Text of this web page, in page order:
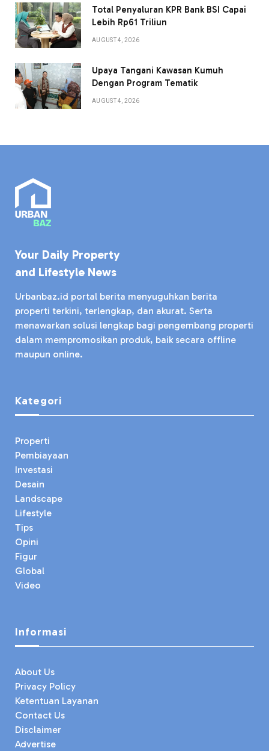
Total Penyaluran KPR Bank BSI Capai
Lebih Rp61 Triliun
AUGUST 4, 2026
Upaya Tangani Kawasan Kumuh
Dengan Program Tematik
AUGUST 4, 2026
Your Daily Property
and Lifestyle News
Urbanbaz.id portal berita menyuguhkan berita
properti terkini, terlengkap, dan akurat. Serta
menawarkan solusi lengkap bagi pengembang properti
dalam mempromosikan produk, baik secara offline
maupun online.
Kategori
Properti
Pembiayaan
Investasi
Desain
Landscape
Lifestyle
Tips
Opini
Figur
Global
Video
Informasi
About Us
Privacy Policy
Ketentuan Layanan
Contact Us
Disclaimer
Advertise